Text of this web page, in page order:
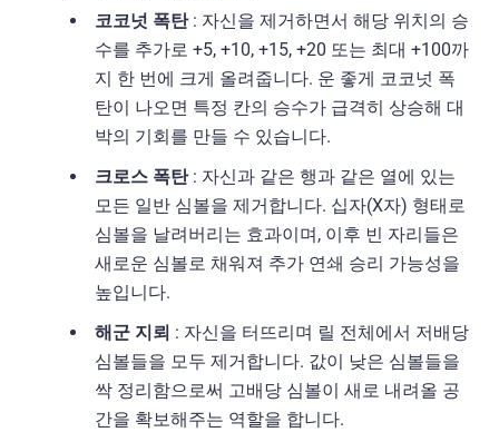
코코넛 폭탄: 자신을 제거하면서 해당 위치의 승
수를 추가로 +5, +10, +15, +20 또는 최대 +100까
지 한 번에 크게 올려줍니다. 운 좋게 코코넛 폭
탄이 나오면 특정 칸의 승수가 급격히 상승해 대
박의 기회를 만들 수 있습니다.
크로스 폭탄: 자신과 같은 행과 같은 열에 있는
모든 일반 심볼을 제거합니다. 십자(X자) 형태로
심볼을 날려버리는 효과이며, 이후 빈 자리들은
새로운 심볼로 채워져 추가 연쇄 승리 가능성을
높입니다.
해군 지뢰 : 자신을 터뜨리며 릴 전체에서 저배당
심볼들을 모두 제거합니다. 값이 낮은 심볼들을
싹 정리함으로써 고배당 심볼이 새로 내려올 공
간을 확보해주는 역할을 합니다.